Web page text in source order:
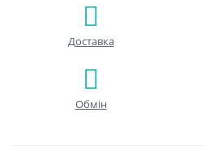
Доставка
Обмін